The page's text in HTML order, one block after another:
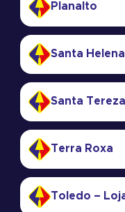
Planalto
Santa Helena
Santa
Terra Roxa
Toledo – Loja